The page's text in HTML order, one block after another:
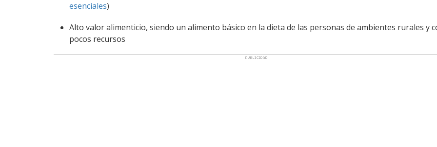
esenciales)
Alto valor alimenticio, siendo un alimento básico en la dieta de las personas de ambientes rurales y
pocos recursos